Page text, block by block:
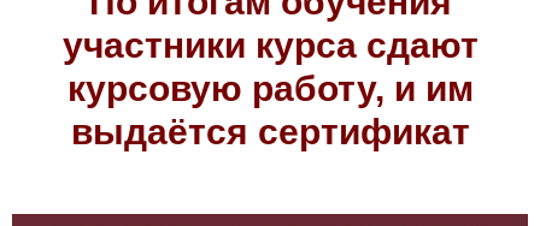
участники курса сдают
курсовую работу, и им
выдаётся сертификат